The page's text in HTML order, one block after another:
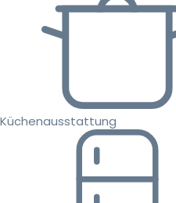
Küchenausstattung